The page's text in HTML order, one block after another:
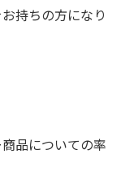
持ちの方になり
品についての率